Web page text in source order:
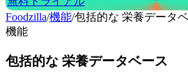
Foodzilla/機能/包括的な 栄養データ
機能
包括的な 栄養データベース